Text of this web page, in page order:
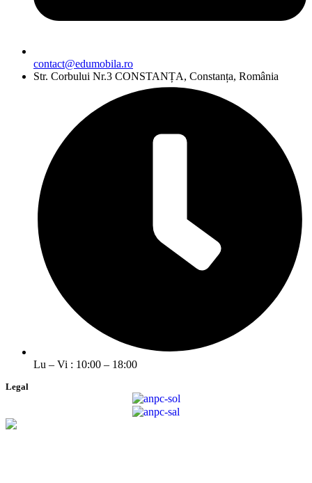
contact@edumobila.ro
Str. Corbului Nr.3 CONSTANȚA, Constanța, România
Lu – Vi : 10:00 – 18:00
Legal